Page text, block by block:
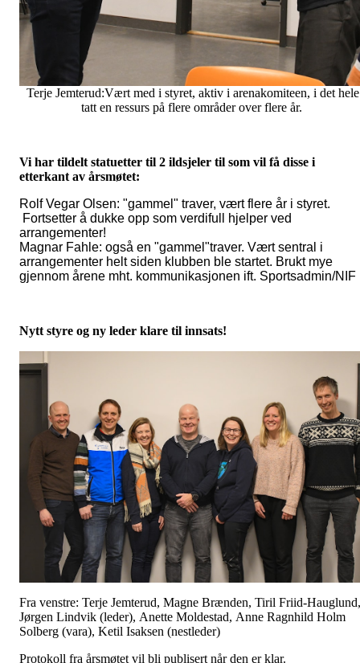
Terje Jemterud:Vært med i styret, aktiv i arenakomiteen, i det hele
tatt en ressurs på flere områder over flere år.
Vi har tildelt statuetter til 2 ildsjeler til som vil få disse i
etterkant av årsmøtet:
Rolf Vegar Olsen: "gammel" traver, vært flere år i styret.
Fortsetter å dukke opp som verdifull hjelper ved
arrangementer!
Magnar Fahle: også en "gammel"traver. Vært sentral i
arrangementer helt siden klubben ble startet. Brukt mye
gjennom årene mht. kommunikasjonen ift. Sportsadmin/NIF
Nytt styre og ny leder klare til innsats!
Fra venstre: Terje Jemterud, Magne Brænden, Tiril Friid-Hauglund,
Jørgen Lindvik (leder), Anette Moldestad, Anne Ragnhild Holm
Solberg (vara), Ketil Isaksen (nestleder)
Protokoll fra årsmøtet vil bli publisert når den er klar.